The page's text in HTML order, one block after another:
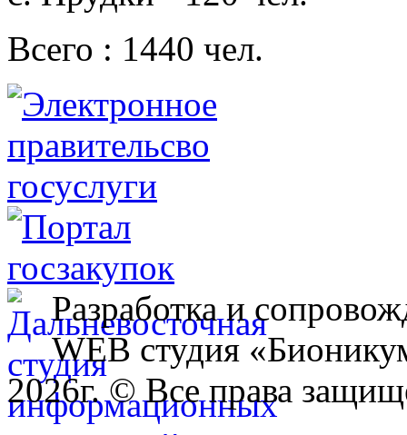
Всего : 1440 чел.
Разработка и
WEB студия
2026г. © Все права